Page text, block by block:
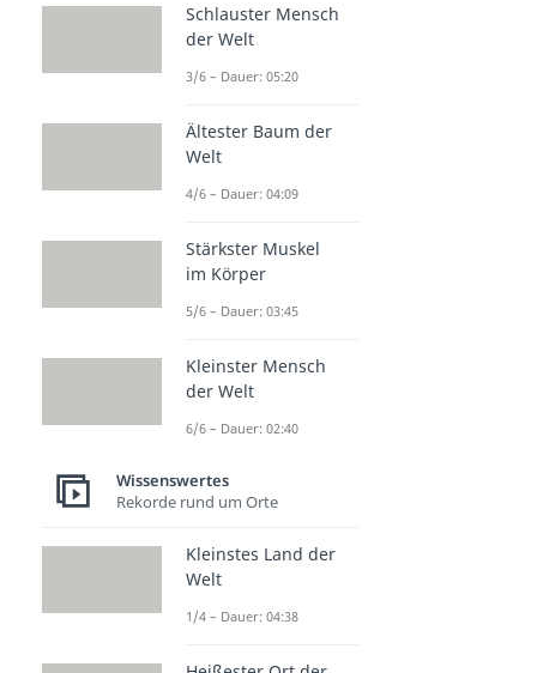
Schlauster Mensch
der Welt
3/6 – Dauer: 05:20
Ältester Baum der
Welt
4/6 – Dauer: 04:09
Stärkster Muskel
im Körper
5/6 – Dauer: 03:45
Kleinster Mensch
der Welt
6/6 – Dauer: 02:40
Wissenswertes
Rekorde rund um Orte
Kleinstes Land der
Welt
1/4 – Dauer: 04:38